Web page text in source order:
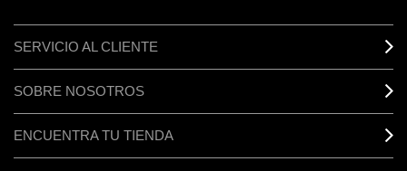
SERVICIO AL CLIENTE
SOBRE NOSOTROS
ENCUENTRA TU TIENDA